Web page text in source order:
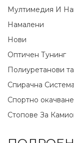
Мултимедия И
Намалени
Нови
Оптичен Тунинг
Полиуретанови
Спирачна Система
Спортно окачване
Стопове За